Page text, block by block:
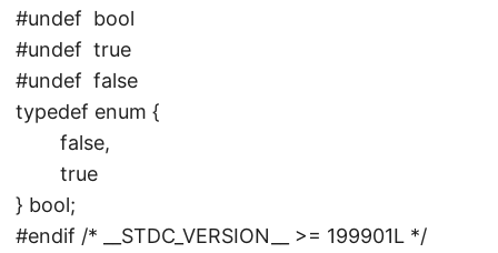
#undef bool
#undef true
#undef false
typedef enum {
false,
true
} bool;
#endif /* __STDC_VERSION__ >= 199901L */